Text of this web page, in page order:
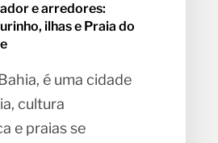
e arredores:
ilhas e Praia do
é uma cidade
cultura
e praias se